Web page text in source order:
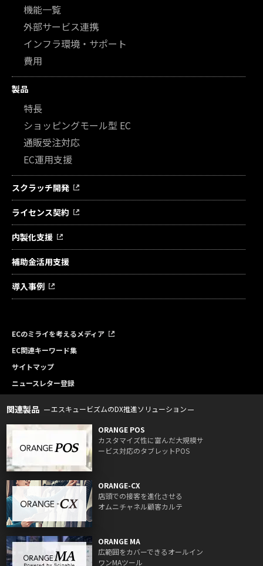
機能一覧
外部サービス連携
インフラ環境・サポート
費用
製品
特長
ショッピングモール型 EC
通販受注対応
EC運用支援
スクラッチ開発
ライセンス契約
内製化支援
補助金活用支援
導入事例
ECのミライを考えるメディア
EC関連キーワード集
サイトマップ
ニュースレター登録
関連製品 エスキュービズムのDX推進ソリューション
ORANGE POS
カスタマイズ性に富んだ大規模サ
ービス対応のタブレットPOS
ORANGE-CX
店頭での接客を進化させる
オムニチャネル顧客カルテ
ORANGE MA
広範囲をカバーできるオールイン
ワンMAツール